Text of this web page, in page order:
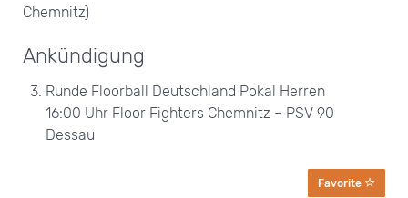
Chemnitz)
Ankündigung
Runde Floorball Deutschland Pokal Herren
16:00 Uhr Floor Fighters Chemnitz – PSV 90
Dessau
Favorite